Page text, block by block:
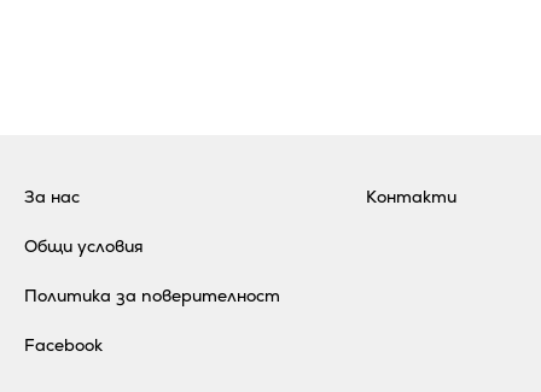
За нас
Общи условия
Политика за поверителност
Контакти
Facebook